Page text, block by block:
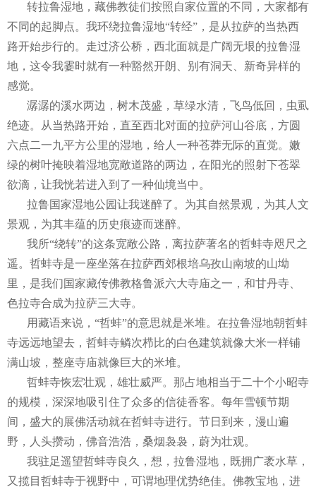
转拉鲁湿地，藏佛教徒们按照自家位置的不同，大家都有
不同的起脚点。我环绕拉鲁湿地“转经”，是从拉萨的当热西
路开始步行的。走过济公桥，西北面就是广阔无垠的拉鲁湿
地，这令我霎时就有一种豁然开朗、别有洞天、新奇异样的
感觉。
潺潺的溪水两边，树木茂盛，草绿水清，飞鸟低回，虫虱
绝迹。从当热路开始，直至西北对面的拉萨河山谷底，方圆
六点二一九平方公里的湿地，给人一种苍莽无际的直觉。嫩
绿的树叶掩映着湿地宽敞道路的两边，在阳光的照射下苍翠
欲滴，让我恍若进入到了一种仙境当中。
拉鲁国家湿地公园让我迷醉了。为其自然景观，为其人文
景观，为其丰蕴的历史痕迹而迷醉。
我所“绕转”的这条宽敞公路，离拉萨著名的哲蚌寺咫尺之
遥。哲蚌寺是一座坐落在拉萨西郊根培乌孜山南坡的山坳
里，是我们国家藏传佛教格鲁派六大寺庙之一，和甘丹寺、
色拉寺合成为拉萨三大寺。
用藏语来说，“哲蚌”的意思就是米堆。在拉鲁湿地朝哲蚌
寺远远地望去，哲蚌寺鳞次栉比的白色建筑就像大米一样铺
满山坡，整座寺庙就像巨大的米堆。
哲蚌寺恢宏壮观，雄壮威严。那占地相当于二十个小昭寺
的规模，深深地吸引住了众多的信徒香客。每年雪顿节期
间，盛大的展佛活动就在哲蚌寺进行。节日到来，漫山遍
野，人头攒动，佛音浩浩，桑烟袅袅，蔚为壮观。
我驻足遥望哲蚌寺良久，想，拉鲁湿地，既拥广袤水草，
又揽目哲蚌寺于视野中，可谓地理优势绝佳。佛教宝地，进